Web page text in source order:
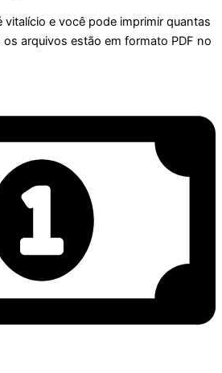
vitalício e você pode imprimir quantas
arquivos estão em formato PDF no